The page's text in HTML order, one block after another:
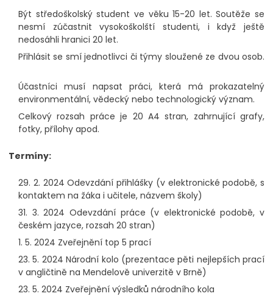
Být středoškolský student ve věku 15-20 let. Soutěže se
nesmí zúčastnit vysokoškolští studenti, i když ještě
nedosáhli hranici 20 let.
Přihlásit se smí jednotlivci či týmy sloužené ze dvou osob.
Účastníci musí napsat práci, která má prokazatelný
environmentální, vědecký nebo technologický význam.
Celkový rozsah práce je 20 A4 stran, zahrnující grafy,
fotky, přílohy apod.
Termíny:
29. 2. 2024 Odevzdání přihlášky (v elektronické podobě, s
kontaktem na žáka i učitele, názvem školy)
31. 3. 2024 Odevzdání práce (v elektronické podobě, v
českém jazyce, rozsah 20 stran)
1. 5. 2024 Zveřejnění top 5 prací
23. 5. 2024 Národní kolo (prezentace pěti nejlepších prací
v angličtině na Mendelově univerzitě v Brně)
23. 5. 2024 Zveřejnění výsledků národního kola